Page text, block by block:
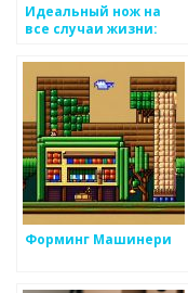
Идеальный нож на
все случаи жизни:
магазина Nozhikov
Форминг Машинери